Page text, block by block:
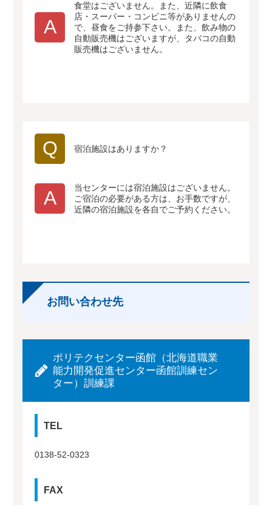
A
食堂はございません。また、近隣に飲食
店・スーパー・コンビニ等がありませんの
で、昼食をご持参下さい。また、飲み物の
自動販売機はございますが、タバコの自動
販売機はございません。
Q 宿泊施設はありますか？
A
当センターには宿泊施設はございません。
ご宿泊の必要がある方は、お手数ですが、
近隣の宿泊施設を各自でご予約ください。
お問い合わせ先
ポリテクセンター函館（北海道職業
能力開発促進センター函館訓練セン
ター）訓練課
TEL
0138-52-0323
FAX